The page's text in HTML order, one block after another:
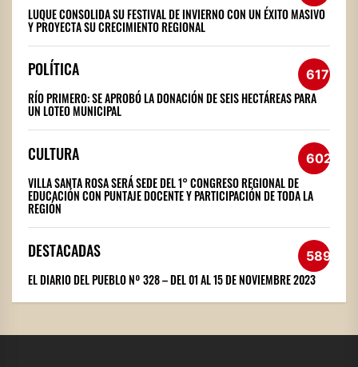
LUQUE CONSOLIDA SU FESTIVAL DE INVIERNO CON UN ÉXITO MASIVO
Y PROYECTA SU CRECIMIENTO REGIONAL
POLÍTICA 617
RÍO PRIMERO: SE APROBÓ LA DONACIÓN DE SEIS HECTÁREAS PARA
UN LOTEO MUNICIPAL
CULTURA 602
VILLA SANTA ROSA SERÁ SEDE DEL 1° CONGRESO REGIONAL DE
EDUCACIÓN CON PUNTAJE DOCENTE Y PARTICIPACIÓN DE TODA LA
REGIÓN
DESTACADAS 589
EL DIARIO DEL PUEBLO Nº 328 – DEL 01 AL 15 DE NOVIEMBRE 2023